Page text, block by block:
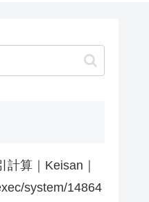
算｜Keisan｜
system/14864